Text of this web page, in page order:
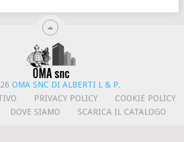
OMA SNC DI ALBERTI L & P.
PRIVACY POLICY
COOKIE POLICY
DOVE SIAMO SCARICA IL CATALOGO